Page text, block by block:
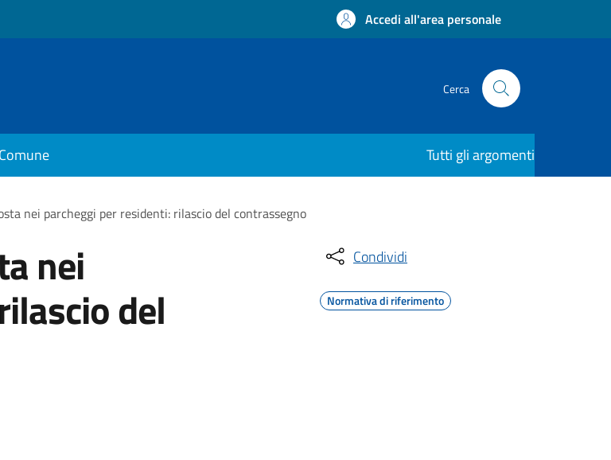
Accedi all'area personale
Cerca
Tutti gli argomenti
nei parcheggi per residenti: rilascio del contrassegno
nei
del
Condividi
Normativa di riferimento